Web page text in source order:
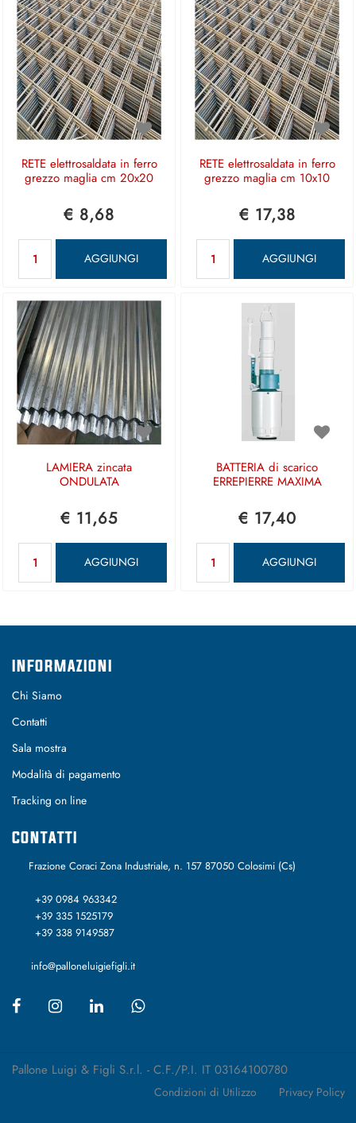
RETE elettrosaldata in ferro
grezzo maglia cm 20x20
€ 8,68
AGGIUNGI
RETE elettrosaldata in ferro
grezzo maglia cm 10x10
€ 17,38
AGGIUNGI
LAMIERA zincata
ONDULATA
€ 11,65
AGGIUNGI
BATTERIA di scarico
ERREPIERRE MAXIMA
€ 17,40
AGGIUNGI
INFORMAZIONI
Chi Siamo
Contatti
Sala mostra
Modalità di pagamento
Tracking on line
CONTATTI
Frazione Coraci Zona Industriale, n. 157 87050 Colosimi (Cs)
+39 0984 963342
+39 335 1525179
+39 338 9149587
info@palloneluigiefigli.it
Pallone Luigi & Figli S.r.l. - C.F./P.I. IT 03164100780
Condizioni di Utilizzo Privacy Policy